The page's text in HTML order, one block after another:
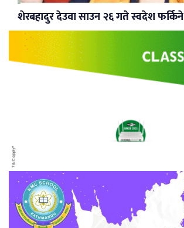
शेरबहादुर देउवा साउन २६ गते स्वदेश फर्किने